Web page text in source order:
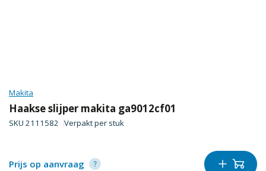
Makita
Haakse slijper makita ga9012cf01
SKU 2111582 Verpakt per stuk
Prijs op aanvraag